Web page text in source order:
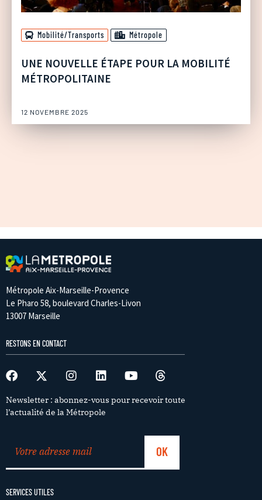
Mobilité/Transports Métropole
UNE NOUVELLE ÉTAPE POUR LA MOBILITÉ
MÉTROPOLITAINE
12 NOVEMBRE 2025
Métropole Aix-Marseille-Provence
Le Pharo 58, boulevard Charles-Livon
13007 Marseille
RESTONS EN CONTACT
Newsletter : abonnez-vous pour recevoir toute
l’actualité de la Métropole
SERVICES UTILES